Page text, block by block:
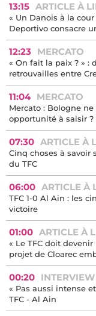
13:15 ARTICLE À
« Un Danois à la
Deportivo consacre
12:23 MERCATO
« On fait la paix ? » :
retrouvailles entre
11:04 MERCATO
Mercato : Bologne
opportunité à saisir ?
07:30 ARTICLE À
Cinq choses à
du TFC
06:00 ARTICLE À
TFC 1-0 Al Ain : les
victoire
01:00 ARTICLE À
« Le TFC doit
projet de Cloarec
00:20 INTERVIEW
« Pas aussi intense
TFC - Al Ain